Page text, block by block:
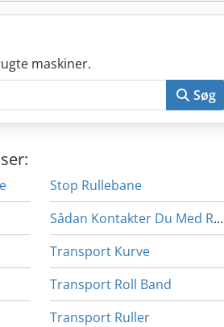
maskiner.
Søg
Stop Rullebane
Sådan Kontakter Du Med Rulle
Transport Kurve
Transport Roll Band
Transport Ruller